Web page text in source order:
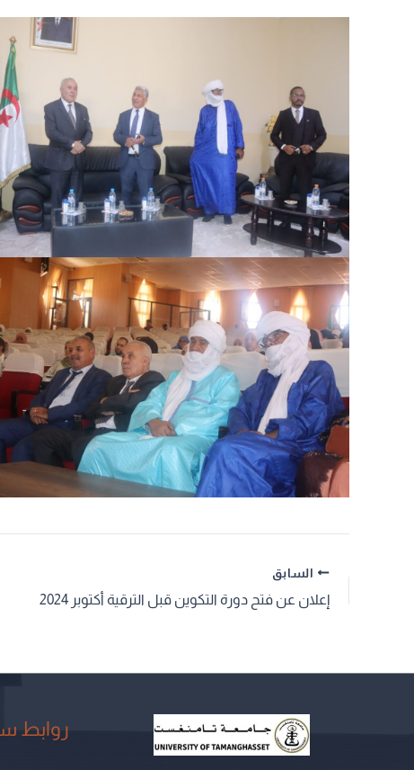
السابق
إعلان عن فتح دورة التكوين قبل الترقية أكتوبر 2024
روابط